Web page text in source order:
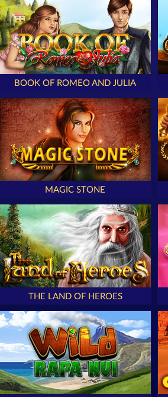
BOOK OF ROMEO AND JULIA
MAGIC STONE
THE LAND OF HEROES